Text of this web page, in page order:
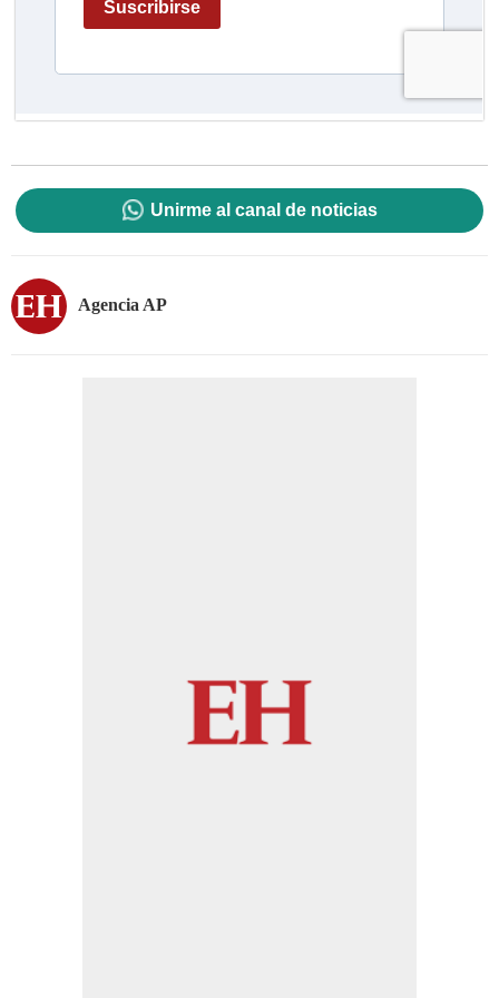
Unirme al canal de noticias
Agencia AP